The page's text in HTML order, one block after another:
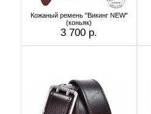
Кожаный ремень "Викинг NEW"
(коньяк)
3 700 р.